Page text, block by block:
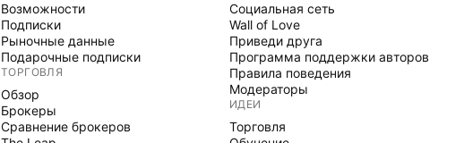
Возможности
Подписки
Рыночные данные
Подарочные подписки
ТОРГОВЛЯ
Обзор
Брокеры
Сравнение брокеров
Социальная сеть
Wall of Love
Приведи друга
Программа поддержки авторов
Правила поведения
Модераторы
ИДЕИ
Торговля